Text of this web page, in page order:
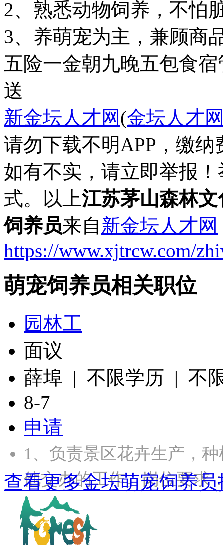
2、熟悉动物饲养，不怕
3、养萌宠为主，兼顾商
五险一金朝九晚五包食宿
送
新金坛人才网(金坛人才
请勿下载不明APP，缴
如有不实，请立即举报
式。以上江苏茅山森林
饲养员来自新金坛人才网
https://www.xjtrcw.com/
萌宠饲养员相关职位
园林工
面议
薛埠 | 不限学历 | 不
8-7
申请
1、负责景区花卉生产，
他交办的工作。岗位要
查看更多金坛萌宠饲养